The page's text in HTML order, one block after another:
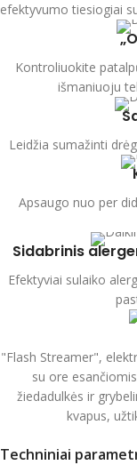
efektyvumo tiesiogiai
Kontroliuokite
išmaniuoju
Leidžia sumažinti
Apsaugo nuo per
Sidabrinis
Efektyviai sulaiko
"Flash Streamer",
su ore
žiedadulkės ir
kvapus,
Techniniai